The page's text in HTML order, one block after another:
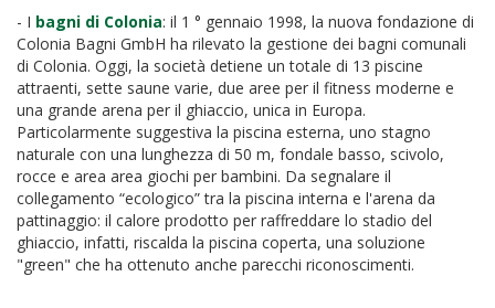
- I bagni di Colonia: il 1 ° gennaio 1998, la nuova fondazione di
Colonia Bagni GmbH ha rilevato la gestione dei bagni comunali
di Colonia. Oggi, la società detiene un totale di 13 piscine
attraenti, sette saune varie, due aree per il fitness moderne e
una grande arena per il ghiaccio, unica in Europa.
Particolarmente suggestiva la piscina esterna, uno stagno
naturale con una lunghezza di 50 m, fondale basso, scivolo,
rocce e area area giochi per bambini. Da segnalare il
collegamento “ecologico” tra la piscina interna e l'arena da
pattinaggio: il calore prodotto per raffreddare lo stadio del
ghiaccio, infatti, riscalda la piscina coperta, una soluzione
"green" che ha ottenuto anche parecchi riconoscimenti.